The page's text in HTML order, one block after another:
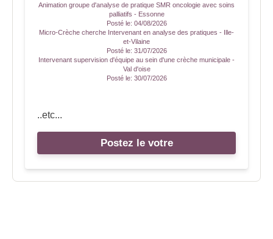
Animation groupe d'analyse de pratique SMR oncologie avec soins
palliatifs - Essonne
Posté le: 04/08/2026
Micro-Crèche cherche Intervenant en analyse des pratiques - Ille-
et-Vilaine
Posté le: 31/07/2026
Intervenant supervision d'équipe au sein d'une crèche municipale -
Val d'oise
Posté le: 30/07/2026
..etc...
Postez le votre